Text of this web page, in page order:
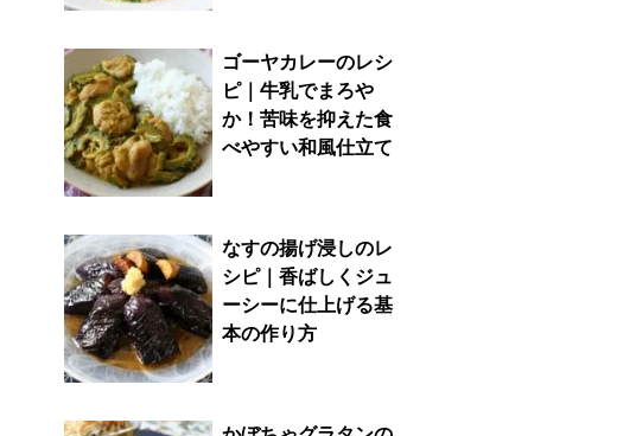
ゴーヤカレーのレシ
ピ｜牛乳でまろや
か！苦味を抑えた食
べやすい和風仕立て
なすの揚げ浸しのレ
シピ｜香ばしくジュ
ーシーに仕上げる基
本の作り方